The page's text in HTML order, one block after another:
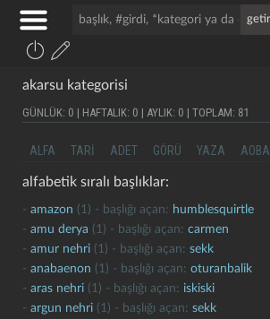
akarsu kategorisi
GÜNLÜK: 0 | HAFTALIK: 0 | AYLIK: 0 | TOPLAM: 81
ALFA TARI ADET GÖRÜ YAZA AOBA
alfabetik sıralı başlıklar:
- amazon (1) - başlığı açan: humblesquirtle
- amu derya (1) - başlığı açan: carmen
- amur nehri (1) - başlığı açan: sekk
- anabaenon (1) - başlığı açan: oturanbalik
- aras nehri (1) - başlığı açan: iskiski
- argun nehri (1) - başlığı açan: sekk